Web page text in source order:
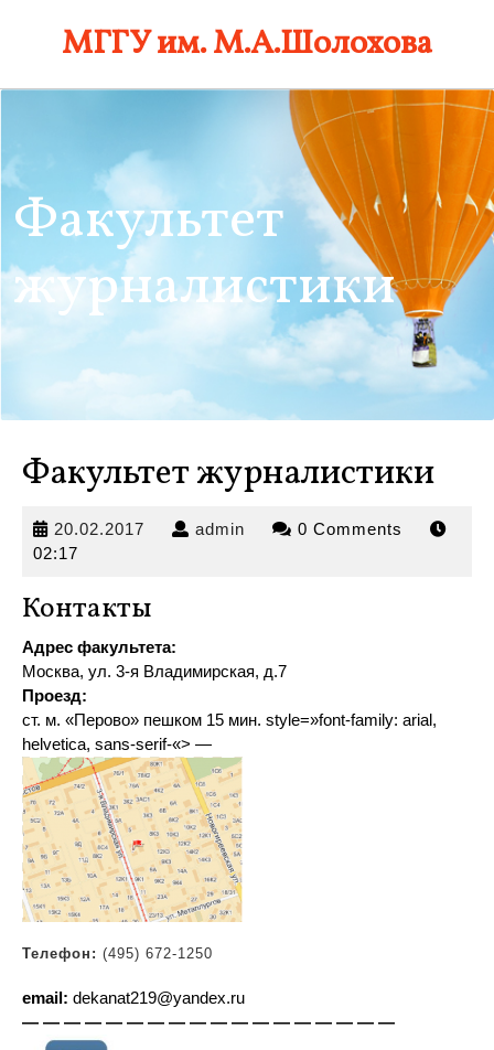
МГГУ им. М.А.Шолохова
Факультет
журналистики
Факультет журналистики
20.02.2017 20.02.2017
admin admin 0 Comments
02:17
Контакты
Адрес факультета:
Москва, ул. 3-я Владимирская, д.7
Проезд:
ст. м. «Перово» пешком 15 мин. style=»font-family: arial,
helvetica, sans-serif-«> —
Телефон: (495) 672-1250
email: dekanat219@yandex.ru
— — — — — — — — — — — — — — — — — —